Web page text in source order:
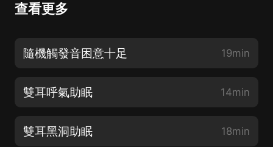
查看更多
隨機觸發音困意十足 19min
雙耳呼氣助眠 14min
雙耳黑洞助眠 18min